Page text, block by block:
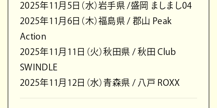
2025年11月5日（水）岩手県 /盛岡 ましまし04
2025年11月6日（木）福島県 / 郡山 Peak
Action
2025年11月11日（火）秋田県 / 秋田 Club
SWINDLE
2025年11月12日（水）青森県 / 八戸 ROXX